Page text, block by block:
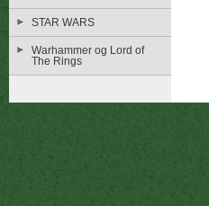
STAR WARS
Warhammer og Lord of
The Rings